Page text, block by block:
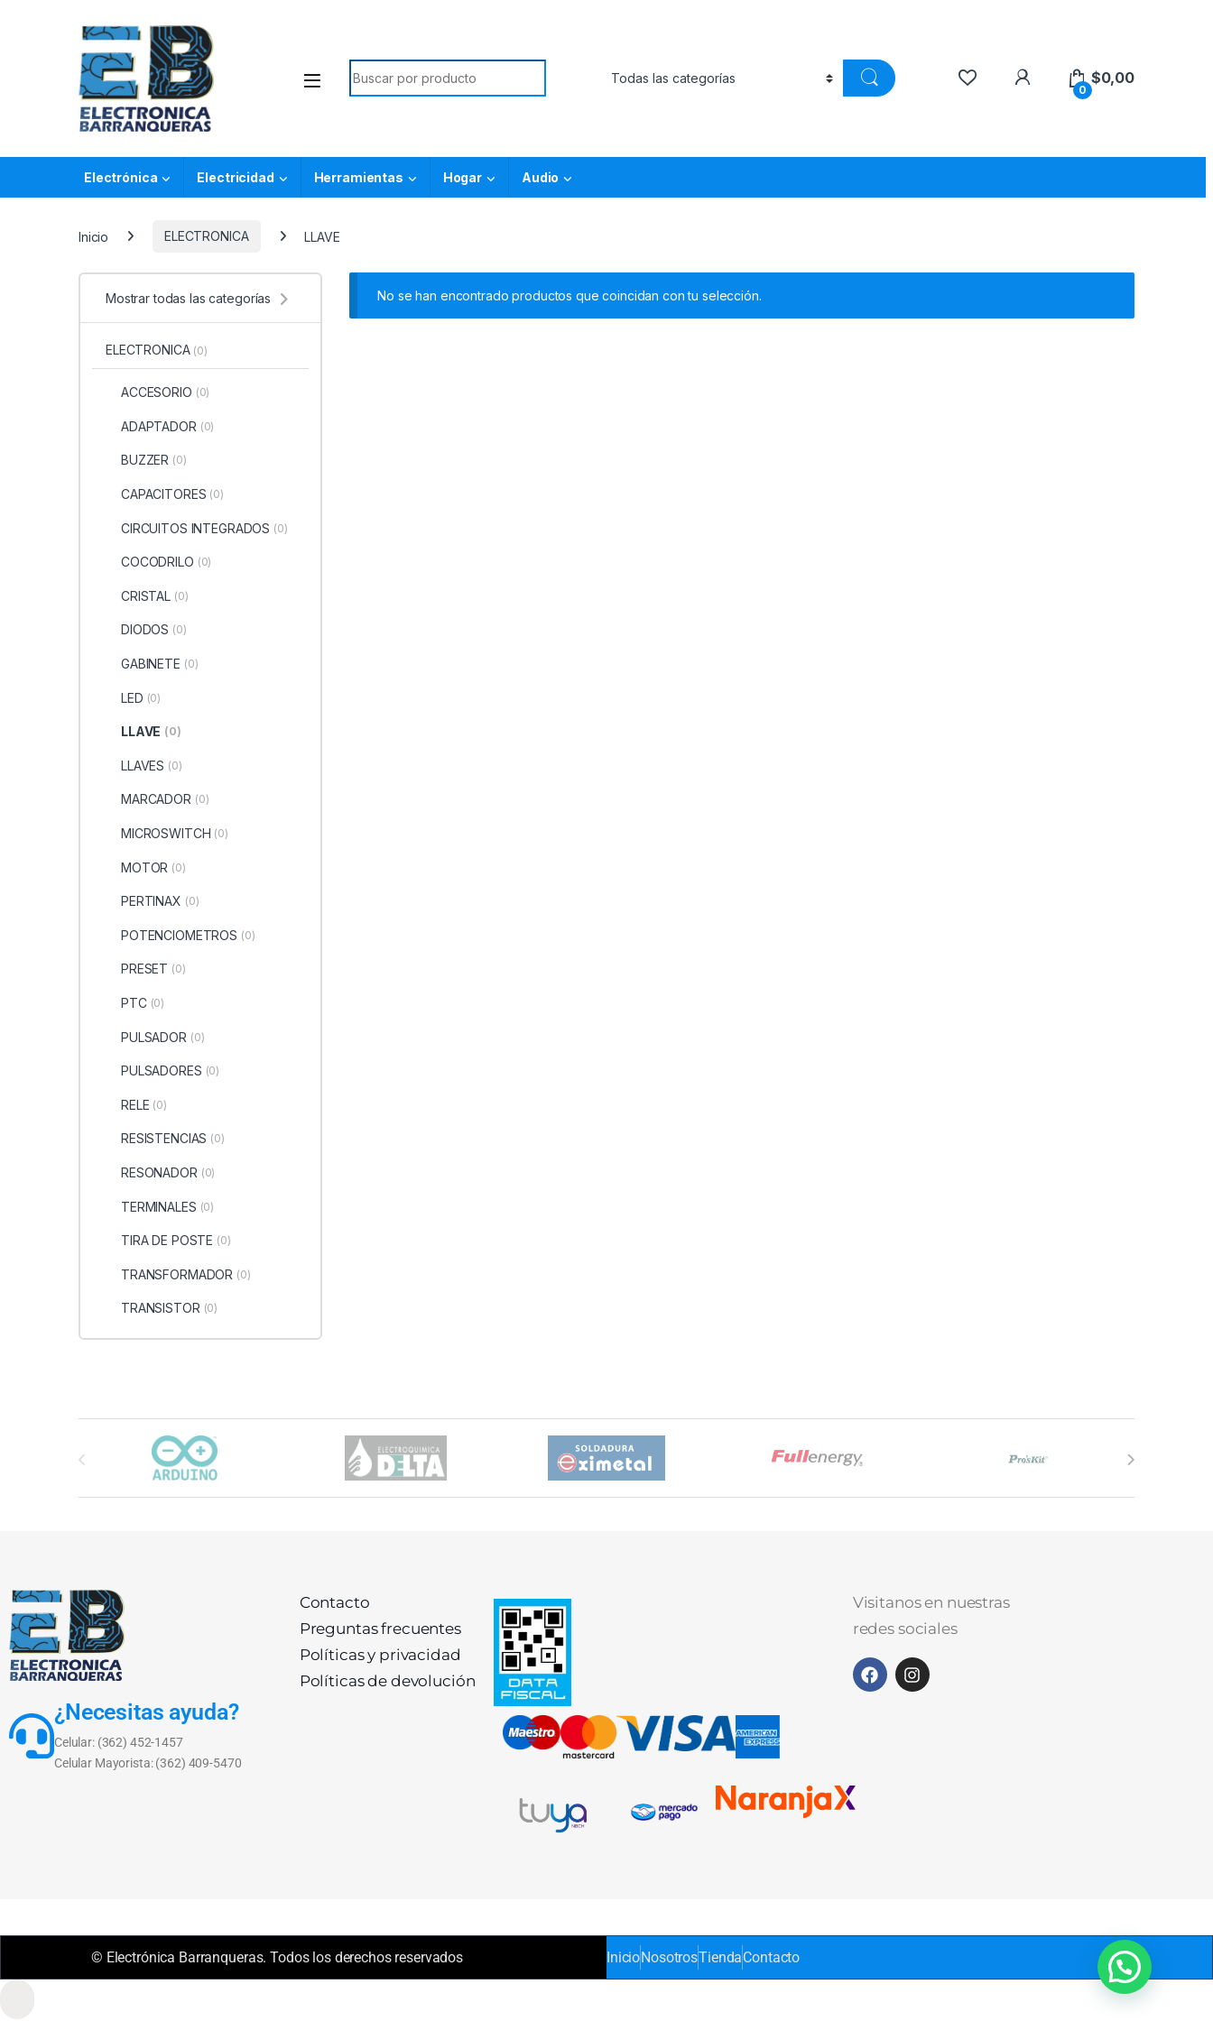
0
$0,00
Electrónica Electricidad Herramientas Hogar Audio
Inicio ELECTRONICA LLAVE
No se han encontrado productos que coincidan con tu selección.
Mostrar todas las categorías
ELECTRONICA (0)
ACCESORIO (0)
ADAPTADOR (0)
BUZZER (0)
CAPACITORES (0)
CIRCUITOS INTEGRADOS (0)
COCODRILO (0)
CRISTAL (0)
DIODOS (0)
GABINETE (0)
LED (0)
LLAVE (0)
LLAVES (0)
MARCADOR (0)
MICROSWITCH (0)
MOTOR (0)
PERTINAX (0)
POTENCIOMETROS (0)
PRESET (0)
PTC (0)
PULSADOR (0)
PULSADORES (0)
RELE (0)
RESISTENCIAS (0)
RESONADOR (0)
TERMINALES (0)
TIRA DE POSTE (0)
TRANSFORMADOR (0)
TRANSISTOR (0)
Carrusel de marcas
¿Necesitas ayuda?
Celular: (362) 452-1457
Celular Mayorista: (362) 409-5470
Contacto
Preguntas frecuentes
Políticas y privacidad
Políticas de devolución
Visitanos en nuestras
redes sociales
© Electrónica Barranqueras. Todos los derechos reservados InicioNosotrosTiendaContacto